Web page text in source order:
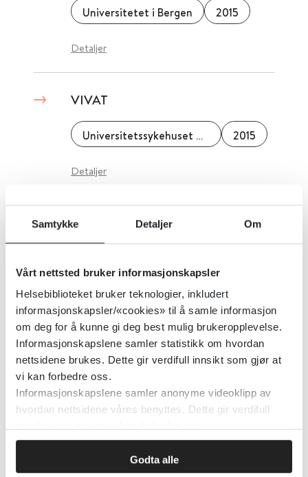
Samtykke Detaljer Om
Vårt nettsted bruker informasjonskapsler
Helsebiblioteket bruker teknologier, inkludert
informasjonskapsler/«cookies» til å samle informasjon
om deg for å kunne gi deg best mulig brukeropplevelse.
Informasjonskapslene samler statistikk om hvordan
nettsidene brukes. Dette gir verdifull innsikt som gjør at
vi kan forbedre oss.
Informasjonskapslene samler anonyme videoklipp av
hvordan nettsidene våres benyttes. Dette gir verdifull
Godta alle
Universitetet i Bergen 2015
Detaljer
VIVAT
Universitetssykehuset Nord-Norge 2015
Detaljer
VKM - Vitenskapskomiteen for
mat og miljø
Detaljer
Voksenvaksinasjonsprogrammet -
håndbok for helsepersonell